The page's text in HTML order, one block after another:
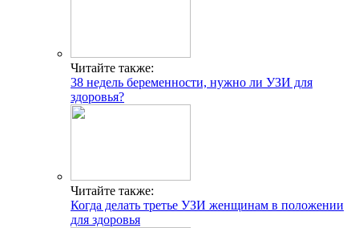
Читайте также:
38 недель беременности, нужно ли УЗИ для
здоровья?
Читайте также:
Когда делать третье УЗИ женщинам в положении
для здоровья